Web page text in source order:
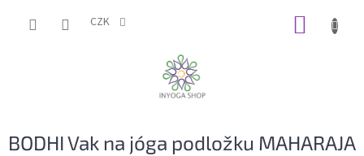
CZK
BODHI Vak na jóga podložku MAHARAJA